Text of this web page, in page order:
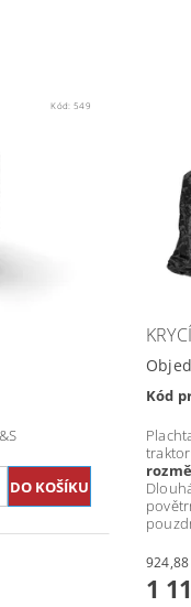
Kód:549
Kód
1